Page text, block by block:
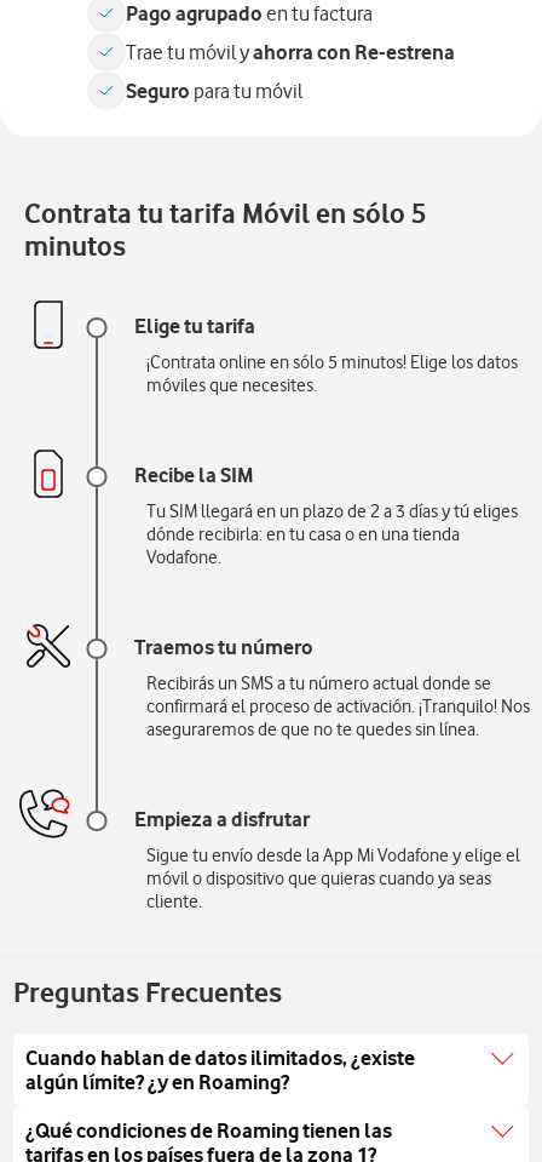
Pago agrupado en tu factura
Trae tu móvil yahorra con Re-estrena
Seguro para tu móvil
Contrata tu tarifa Móvil en sólo 5
minutos
Elige tu tarifa
¡Contrata online en sólo 5 minutos! Elige los datos
móviles que necesites.
Recibe la SIM
Tu SIM llegará en un plazo de 2 a 3 días y tú eliges
dónde recibirla: en tu casa o en una tienda
Vodafone.
Traemos tu número
Recibirás un SMS a tu número actual donde se
confirmará el proceso de activación. ¡Tranquilo! Nos
aseguraremos de que no te quedes sin línea.
Empieza a disfrutar
Sigue tu envío desde la App Mi Vodafone y elige el
móvil o dispositivo que quieras cuando ya seas
cliente.
Preguntas Frecuentes
Cuando hablan de datos ilimitados, ¿existe
algún límite? ¿y en Roaming?
El servicio de Roaming en Zona 1 está incluido en
todas las tarifas móviles de Vodafone para particulares,
¿Qué condiciones de Roaming tienen las
tarifas en los países fuera de la zona 1?